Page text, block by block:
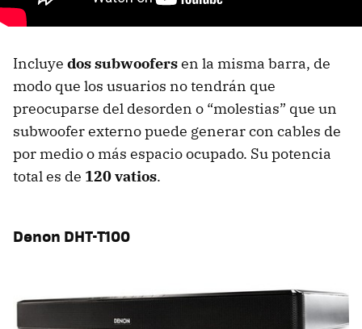
Incluye dos subwoofersen la misma barra, de
modo que los usuarios no tendrán que
preocuparse del desorden o “molestias” que un
subwoofer externo puede generar con cables de
por medio o más espacio ocupado. Su potencia
total es de 120 vatios.
Denon DHT-T100